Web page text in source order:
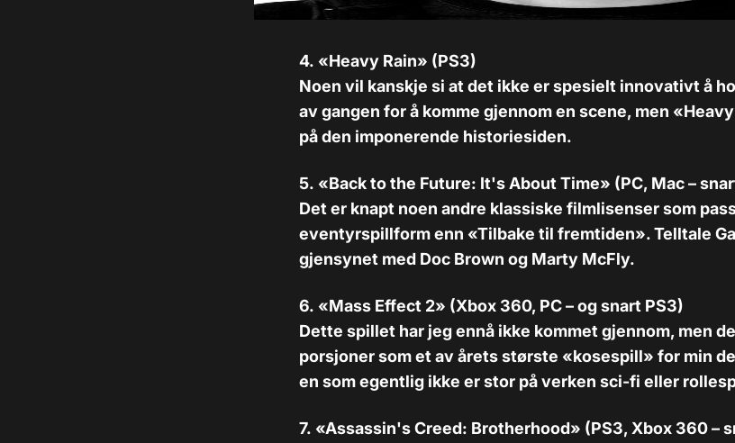
4. «Heavy Rain» (PS3)
Noen vil kanskje si at det ikke er spesielt innovativt å
av gangen for å komme gjennom en scene, men
på den imponerende historiesiden.
5. «Back to the Future: It's About Time» (PC, Mac –
Det er knapt noen andre klassiske filmlisenser som
eventyrspillform enn «Tilbake til fremtiden». Telltale
gjensynet med Doc Brown og Marty McFly.
6. «Mass Effect 2» (Xbox 360, PC – og snart PS3)
Dette spillet har jeg ennå ikke kommet gjennom, men
porsjoner som et av årets største «kosespill» for min
en som egentlig ikke er stor på verken sci-fi eller
7. «Assassin's Creed: Brotherhood» (PS3, Xbox 360 –